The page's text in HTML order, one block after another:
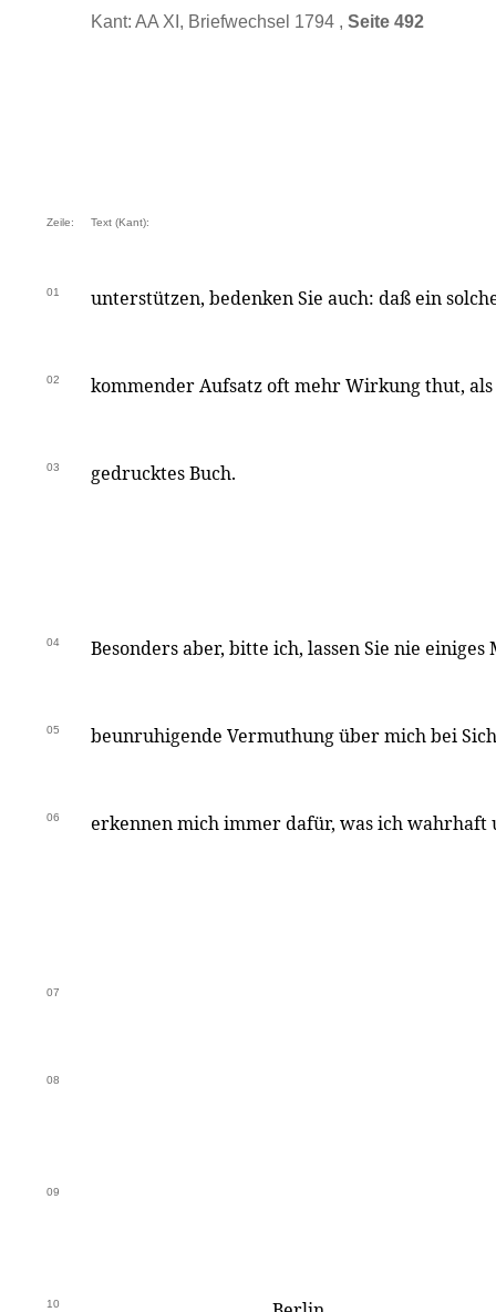
Kant: AA XI, Briefwechsel 1794 , Seite 492
Zeile: Text (Kant):
01 unterstützen, bedenken Sie auch: daß ein
02 kommender Aufsatz oft mehr Wirkung thut, als
03 gedrucktes Buch.
04 Besonders aber, bitte ich, lassen Sie nie
05 beunruhigende Vermuthung über mich bei
06 erkennen mich immer dafür, was ich wahrhaft
07
08
09
10